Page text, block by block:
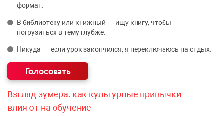
формат.
В библиотеку или книжный — ищу книгу, чтобы
погрузиться в тему глубже.
Никуда — если урок закончился, я переключаюсь на отдых.
Взгляд зумера: как культурные привычки
влияют на обучение